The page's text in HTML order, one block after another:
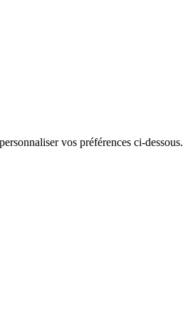
vos préférences ci-dessous.